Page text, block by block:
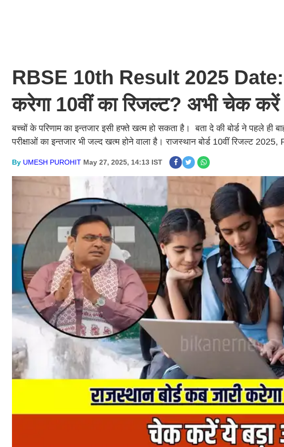
RBSE 10th Result 2025 Date:
करेगा 10वीं का रिजल्ट? अभी चेक
बच्चों के परिणाम का इन्तजार इसी हफ्ते खत्म हो सकता है। बता दे की बोर्ड ने पहले ही
परीक्षाओं का इन्तजार भी जल्द खत्म होने वाला है। राजस्थान बोर्ड 10वीं रिजल्ट
By UMESH PUROHIT May 27, 2025, 14:13 IST